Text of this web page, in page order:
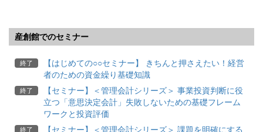
産創館でのセミナー
終了
【はじめての○○セミナー】 きちんと押さえたい！経営
者のための資金繰り基礎知識
終了
【セミナー】＜管理会計シリーズ＞ 事業投資判断に役
立つ「意思決定会計」失敗しないための基礎フレーム
ワークと投資評価
終了
【セミナー】＜管理会計シリーズ＞ 課題を明確にする